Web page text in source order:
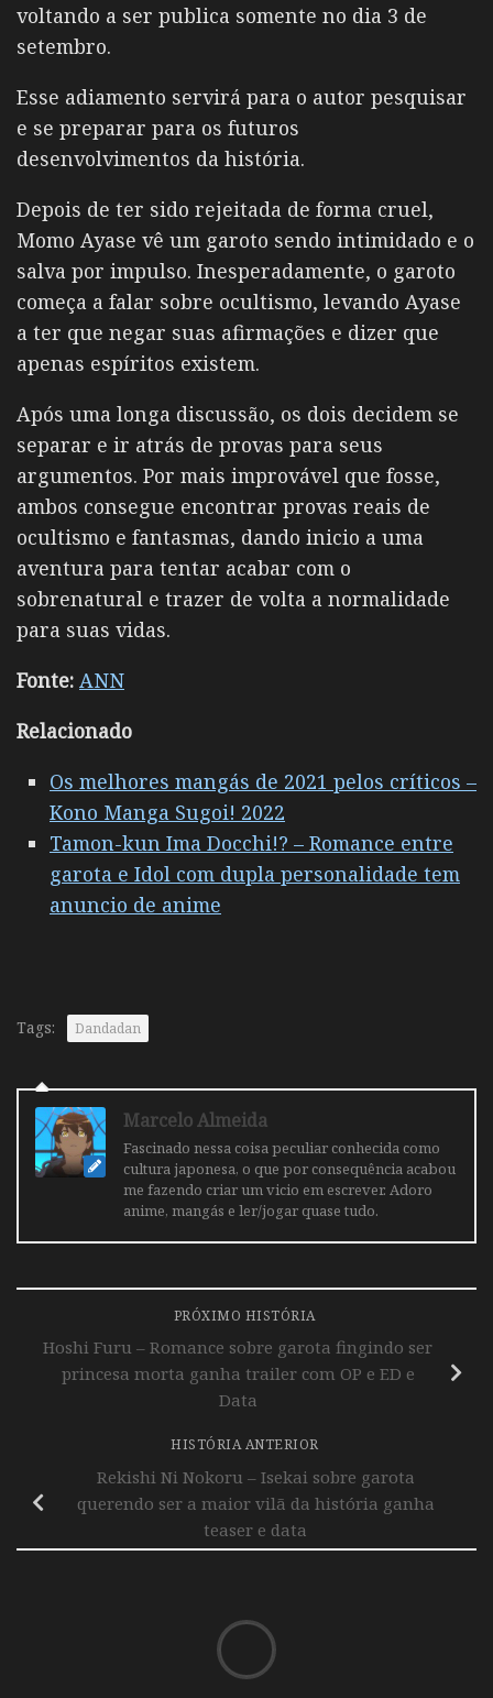
voltando a ser publica somente no dia 3 de
setembro.
Esse adiamento servirá para o autor pesquisar
e se preparar para os futuros
desenvolvimentos da história.
Depois de ter sido rejeitada de forma cruel,
Momo Ayase vê um garoto sendo intimidado e o
salva por impulso. Inesperadamente, o garoto
começa a falar sobre ocultismo, levando Ayase
a ter que negar suas afirmações e dizer que
apenas espíritos existem.
Após uma longa discussão, os dois decidem se
separar e ir atrás de provas para seus
argumentos. Por mais improvável que fosse,
ambos consegue encontrar provas reais de
ocultismo e fantasmas, dando inicio a uma
aventura para tentar acabar com o
sobrenatural e trazer de volta a normalidade
para suas vidas.
Fonte: ANN
Relacionado
Os melhores mangás de 2021 pelos críticos –
Kono Manga Sugoi! 2022
Tamon-kun Ima Docchi!? – Romance entre
garota e Idol com dupla personalidade tem
anuncio de anime
Tags: Dandadan
Marcelo Almeida
Fascinado nessa coisa peculiar conhecida como
cultura japonesa, o que por consequência acabou
me fazendo criar um vicio em escrever. Adoro
anime, mangás e ler/jogar quase tudo.
PRÓXIMO HISTÓRIA
Hoshi Furu – Romance sobre garota fingindo ser
princesa morta ganha trailer com OP e ED e
Data
HISTÓRIA ANTERIOR
Rekishi Ni Nokoru – Isekai sobre garota
querendo ser a maior vilã da história ganha
teaser e data